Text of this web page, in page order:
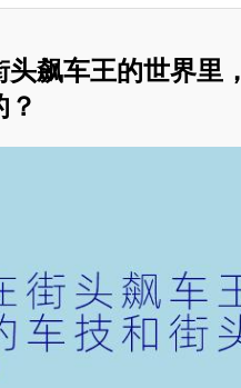
头飙车王的世界里
？